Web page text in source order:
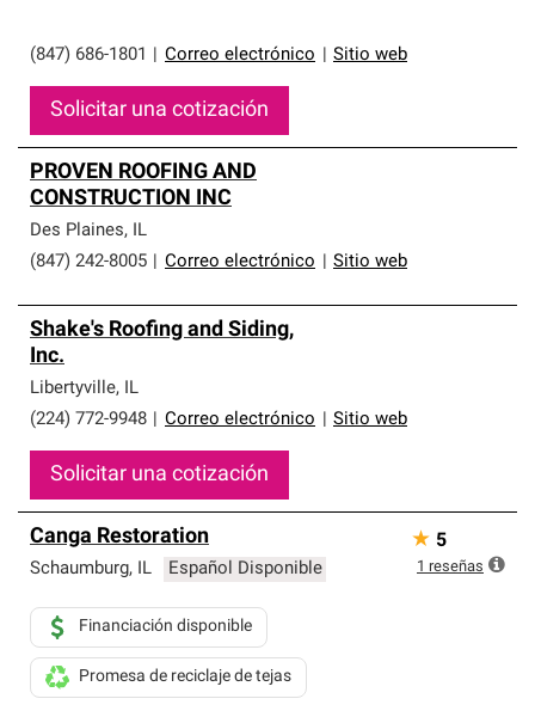
(847) 686-1801 Correo electrónico Sitio web
Solicitar una cotización
PROVEN ROOFING AND
CONSTRUCTION INC
Des Plaines, IL
(847) 242-8005
Correo electrónico Sitio web
Shake's Roofing and Siding,
Inc.
Libertyville, IL
(224) 772-9948
Correo electrónico Sitio web
Solicitar una cotización
Canga Restoration
Schaumburg, IL Español Disponible
Financiación disponible
Promesa de reciclaje de tejas
★ 5
1 reseñas